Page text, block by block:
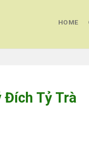
HOME
Đích Tỷ Trà